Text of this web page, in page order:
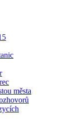
města